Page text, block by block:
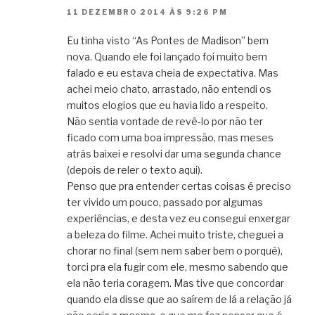
11 DEZEMBRO 2014 ÀS 9:26 PM
Eu tinha visto “As Pontes de Madison” bem
nova. Quando ele foi lançado foi muito bem
falado e eu estava cheia de expectativa. Mas
achei meio chato, arrastado, não entendi os
muitos elogios que eu havia lido a respeito.
Não sentia vontade de revê-lo por não ter
ficado com uma boa impressão, mas meses
atrás baixei e resolvi dar uma segunda chance
(depois de reler o texto aqui).
Penso que pra entender certas coisas é preciso
ter vivido um pouco, passado por algumas
experiências, e desta vez eu consegui enxergar
a beleza do filme. Achei muito triste, cheguei a
chorar no final (sem nem saber bem o porquê),
torci pra ela fugir com ele, mesmo sabendo que
ela não teria coragem. Mas tive que concordar
quando ela disse que ao saírem de lá a relação já